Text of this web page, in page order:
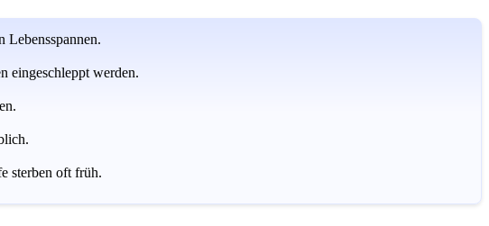
Lebensspannen.
eingeschleppt werden.
sterben oft früh.